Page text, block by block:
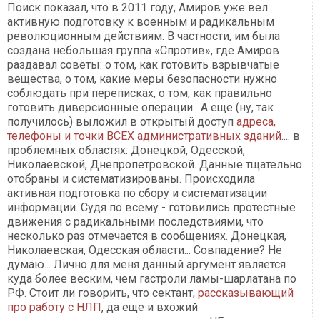
Поиск показал, что в 2011 году, Амиров уже вел
активную подготовку к военным и радикальным
революционным действиям. В частности, им была
создана небольшая группа «Спротив», где Амиров
раздавал советы: о том, как готовить взрывчатые
вещества, о том, какие меры безопасности нужно
соблюдать при переписках, о том, как правильно
готовить диверсионные операции. А еще (ну, так
получилось) выложил в открытый доступ адреса,
телефоны и точки ВСЕХ административных зданий.... в
проблемных областях: Донецкой, Одесской,
Николаевской, Днепропетровской. Данные тщательно
отобраны и систематизированы. Происходила
активная подготовка по сбору и систематизации
информации. Судя по всему - готовились протестные
движения с радикальными последствиями, что
несколько раз отмечается в сообщениях. Донецкая,
Николаевская, Одесская области... Совпадение? Не
думаю... Лично для меня данный аргумент является
куда более веским, чем гастроли ламы-шарлатана по
РФ. Стоит ли говорить, что сектант, рассказывающий
про работу с НЛП, да еще и вхожий